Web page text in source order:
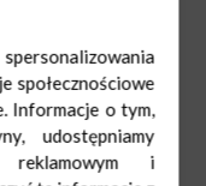
KFC, Cukiernię
i wietnamskiej oraz punkt
społecznościowe
Informacje o tym,
udostępniamy
reklamowym i